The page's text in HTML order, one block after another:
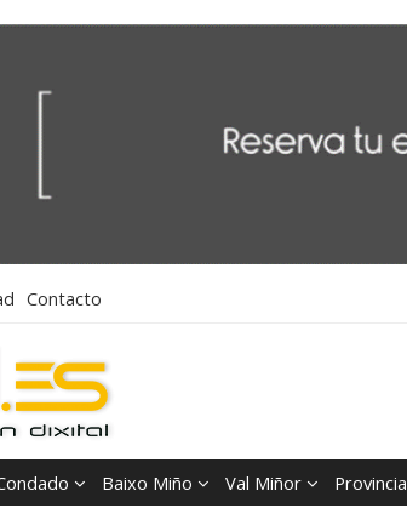
Contacto
Baixo Miño Val Miñor Provincia